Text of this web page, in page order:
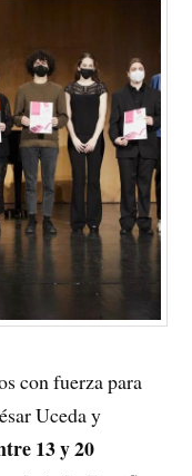
con fuerza para
Uceda y
13 y 20